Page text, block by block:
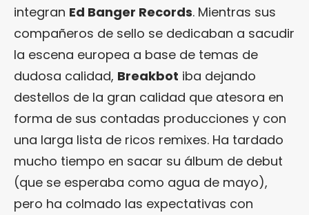
integran Ed Banger Records. Mientras sus
compañeros de sello se dedicaban a sacudir
la escena europea a base de temas de
dudosa calidad, Breakbot iba dejando
destellos de la gran calidad que atesora en
forma de sus contadas producciones y con
una larga lista de ricos remixes. Ha tardado
mucho tiempo en sacar su álbum de debut
(que se esperaba como agua de mayo),
pero ha colmado las expectativas con